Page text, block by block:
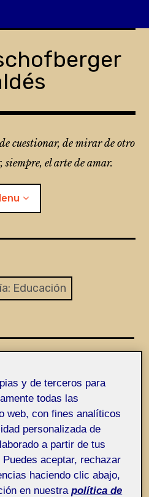
cuestionar, de mirar de otro
siempre, el arte de amar.
o sugerencias
Educación
y de terceros para
todas las
web, con fines analíticos
personalizada de
a partir de tus
aceptar, rechazar
haciendo clic abajo,
en nuestra política de